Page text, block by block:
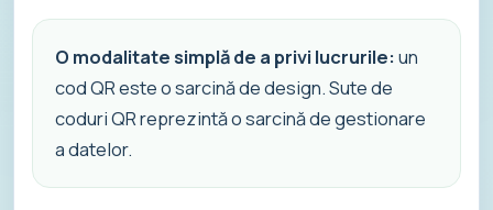
O modalitate simplă de a privi lucrurile: un
cod QR este o sarcină de design. Sute de
coduri QR reprezintă o sarcină de gestionare
a datelor.